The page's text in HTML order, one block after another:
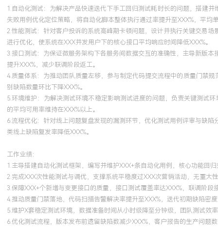
1.自动化测试：为解决产品快速迭代下手工回归测试耗时长的问题，搭建
失败用例优化定位策略，将自动化脚本整体执行通过率提升至XXX%，平均
2.性能测试：针对客户投诉的系统高峰期卡顿问题，设计并执行关键交易
进行优化，使系统在XXX并发用户下的核心接口平均响应时间降低XXX%。
3.接口测试：为保证微服务架构下各服务间数据交互的准确性，主导新版
提升XXX%，减少联调阶段返工。
4.质量体系：为推动团队质量左移，参与制定代码提交流程中的质量门禁
别缺陷数量环比下降XXX%。
5.环境维护：为解决测试环境不稳定影响测试进度的问题，负责关键测试
的平均可用率维持在XXX%以上。
6.流程优化：针对线上问题复盘发现的漏测环节，优化测试用例评审与缺
类线上缺陷复发率降低XXX%。
工作业绩：
1.主导搭建自动化测试框架，编写并维护XXX+条自动化用例，核心功能回归
2.完成XXX次性能测试与调优，支撑系统平稳度过XXX次营销活动，无重大
3.保障XXX+个新增与变更接口的质量，接口测试覆盖率达XXX%，联调阶段
4.推动质量门禁落地，代码扫描告警解决率提升至XXX%，迭代初期缺陷密度
5.维护X套稳定测试环境，数据准备时间从小时级降至分钟级，团队测试效
6.优化测试流程，版本发布前遗留缺陷数减少XXX%，客户报告的生产问题